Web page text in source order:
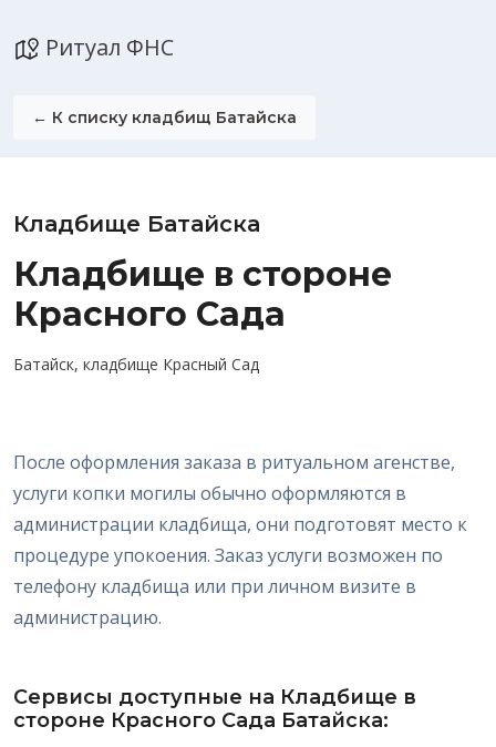
Ритуал ФНС
← К списку кладбищ Батайска
Кладбище Батайска
Кладбище в стороне
Красного Сада
Батайск, кладбище Красный Сад
После оформления заказа в ритуальном агенстве,
услуги копки могилы обычно оформляются в
администрации кладбища, они подготовят место к
процедуре упокоения. Заказ услуги возможен по
телефону кладбища или при личном визите в
администрацию.
Сервисы доступные на Кладбище в
стороне Красного Сада Батайска: